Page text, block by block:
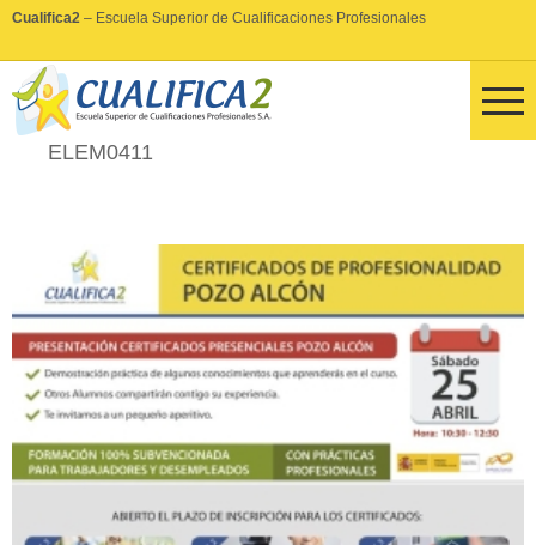
Cualifica2 – Escuela Superior de Cualificaciones Profesionales
ELEM0411